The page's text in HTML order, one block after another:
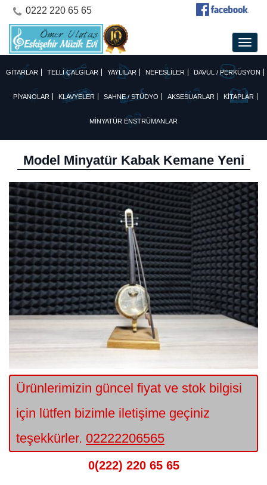
0222 220 65 65
GİTARLAR TELLİ ÇALGILAR YAYLILAR NEFESLİLER DAVUL / PERKÜSYON
PİYANOLAR KLAVYELER SAHNE / STÜDYO AKSESUARLAR KİTAPLAR
MİNYATÜR ENSTRÜMANLAR
Model Minyatür Kabak Kemane Yeni
Ürünlerimizin güncel fiyat ve stok bilgisi
için lütfen bizimle iletişime geçiniz
teşekkürler. 02222206565
0(222) 220 65 65